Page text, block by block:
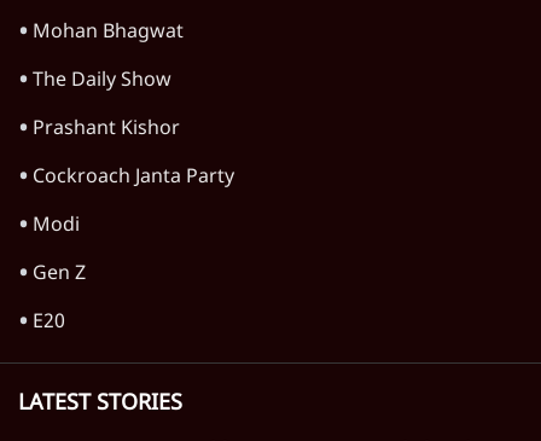
Mohan Bhagwat
The Daily Show
Prashant Kishor
Cockroach Janta Party
Modi
Gen Z
E20
LATEST STORIES